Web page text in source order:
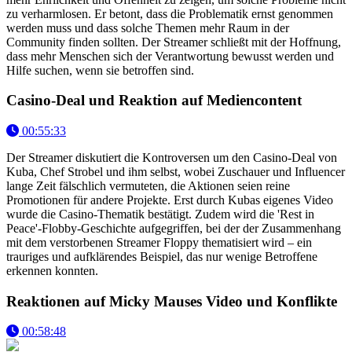
zu verharmlosen. Er betont, dass die Problematik ernst genommen
werden muss und dass solche Themen mehr Raum in der
Community finden sollten. Der Streamer schließt mit der Hoffnung,
dass mehr Menschen sich der Verantwortung bewusst werden und
Hilfe suchen, wenn sie betroffen sind.
Casino-Deal und Reaktion auf Mediencontent
00:55:33
Der Streamer diskutiert die Kontroversen um den Casino-Deal von
Kuba, Chef Strobel und ihm selbst, wobei Zuschauer und Influencer
lange Zeit fälschlich vermuteten, die Aktionen seien reine
Promotionen für andere Projekte. Erst durch Kubas eigenes Video
wurde die Casino-Thematik bestätigt. Zudem wird die 'Rest in
Peace'-Flobby-Geschichte aufgegriffen, bei der der Zusammenhang
mit dem verstorbenen Streamer Floppy thematisiert wird – ein
trauriges und aufklärendes Beispiel, das nur wenige Betroffene
erkennen konnten.
Reaktionen auf Micky Mauses Video und Konflikte
00:58:48